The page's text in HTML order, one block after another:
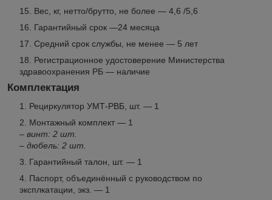
Вес, кг, нетто/брутто, не более — 4,6 /5,6
Гарантийный срок —24 месяца
Средний срок службы, не менее — 5 лет
Регистрационное удостоверение Министерства
здравоохранения РБ — наличие
Комплектация
Рециркулятор УМТ-РВБ, шт. — 1
Монтажный комплект — 1
– винт: 2 шт.
– дюбель: 2 шт.
Гарантийный талон, шт. — 1
Паспорт, объединённый с руководством по
эксплкатации, экз. — 1